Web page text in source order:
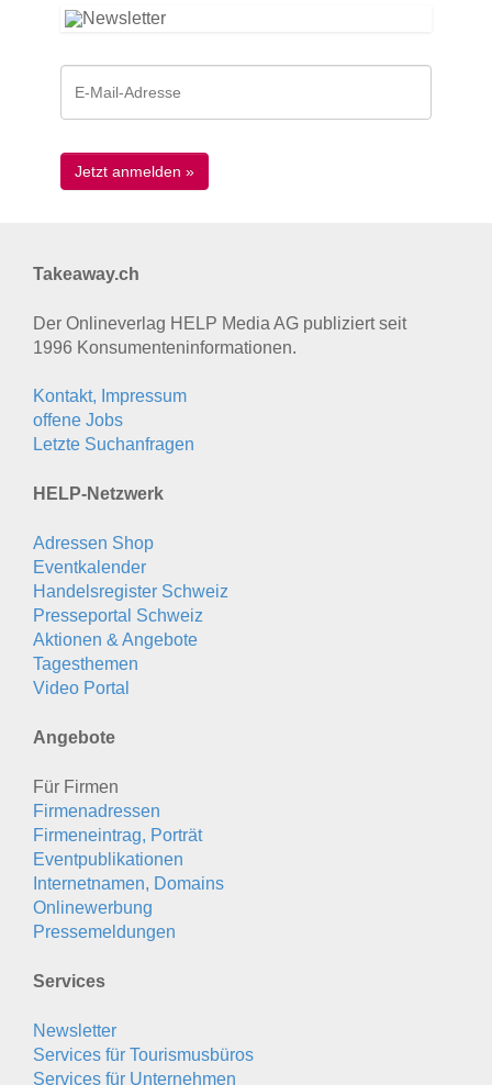
Takeaway.ch
Der Onlineverlag HELP Media AG publiziert seit
1996 Konsumenten­informationen.
Kontakt, Impressum
offene Jobs
Letzte Suchanfragen
HELP-Netzwerk
Adressen Shop
Eventkalender
Handelsregister Schweiz
Presseportal Schweiz
Aktionen & Angebote
Tagesthemen
Video Portal
Angebote
Für Firmen
Firmenadressen
Firmeneintrag, Porträt
Eventpublikationen
Internetnamen, Domains
Onlinewerbung
Pressemeldungen
Services
Newsletter
Services für Tourismusbüros
Services für Unternehmen